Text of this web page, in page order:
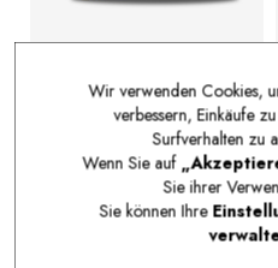
BOTTES UGG CLASSIC ULTRA
MINI CHALET SANDCASTEL
169,95 €
Wir verwenden Cookies,
verbessern, Einkäufe
Surfverhalten zu
Wenn Sie auf
Sie ihrer
Sie können Ihre